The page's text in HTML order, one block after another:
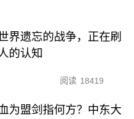
界遗忘的战争，正在刷
的认知
阅读 18419
为盟剑指何方？中东大